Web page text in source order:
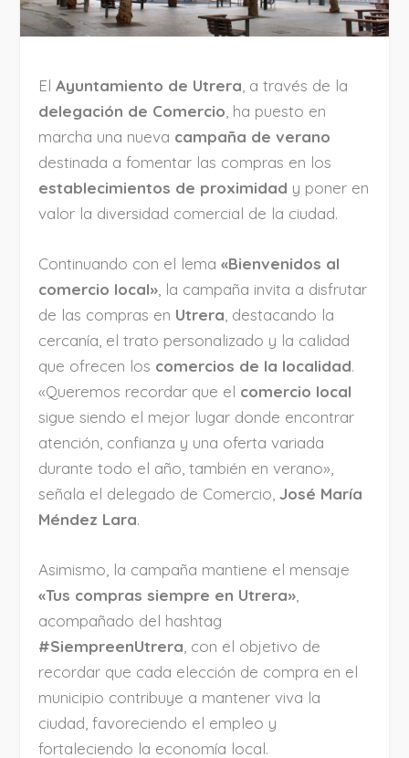
ElAyuntamiento de Utrera , a través de la
delegación de Comercio , ha puesto en
marcha una nueva campaña de verano
destinada a fomentar las compras en los
establecimientos de proximidad y poner en
valor la diversidad comercial de la ciudad.
Continuando con el lema«Bienvenidos al
comercio local» , la campaña invita a disfrutar
de las compras en Utrera , destacando la
cercanía, el trato personalizado y la calidad
que ofrecen los comercios de la localidad.
«Queremos recordar que el comercio local
sigue siendo el mejor lugar donde encontrar
atención, confianza y una oferta variada
durante todo el año, también en verano»,
señala el delegado de Comercio,José María
Méndez Lara.
Asimismo, la campaña mantiene el mensaje
«Tus compras siempre en Utrera»,
acompañado del hashtag
#SiempreenUtrera, con el objetivo de
recordar que cada elección de compra en el
municipio contribuye a mantener viva la
ciudad, favoreciendo el empleo y
fortaleciendo la economía local.